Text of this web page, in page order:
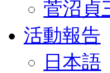
菅沼貞
活動報告
日本語